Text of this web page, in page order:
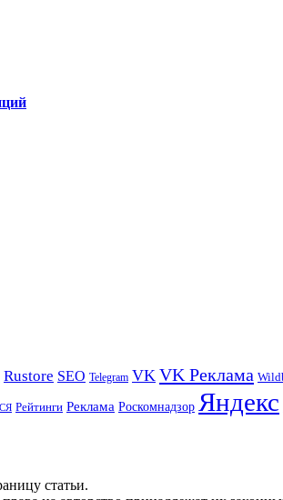
Rustore SEO Telegram VK VK Реклама
Рейтинги Реклама Роскомнадзор Яндекс
статьи.